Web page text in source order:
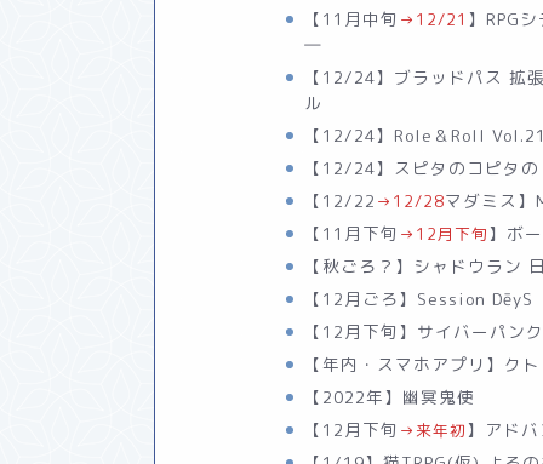
【11月中旬 →12/21 】RPG
―
【12/24】ブラッドパス 拡
ル
【12/24】Role＆Roll
【12/24】スピタのコピタ
【12/22 →12/28マダミス】
【11月下旬 →12月下旬 】ボ
【秋ごろ？】シャドウラン
【12月ごろ】Session DēyS
【12月下旬】サイバーパン
【年内・スマホアプリ】ク
【2022年】幽冥鬼使
【12月下旬 →来年初 】アド